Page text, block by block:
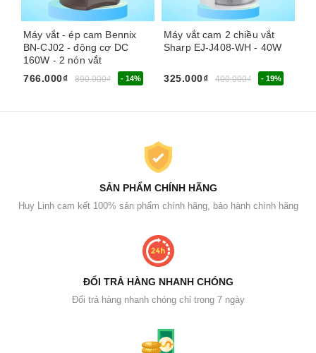
Máy vắt - ép cam Bennix
BN-CJ02 - động cơ DC
160W - 2 nón vắt
766.000₫
890.000₫ - 14%
Máy vắt cam 2 chiều vắt
Sharp EJ-J408-WH - 40W
325.000₫ 400.000₫ - 19%
SẢN PHẨM CHÍNH HÃNG
Huy Linh cam kết 100% sản phẩm chính hãng, bảo hành chính hãng
ĐỔI TRẢ HÀNG NHANH CHÓNG
Đổi trả hàng nhanh chóng chỉ trong 7 ngày